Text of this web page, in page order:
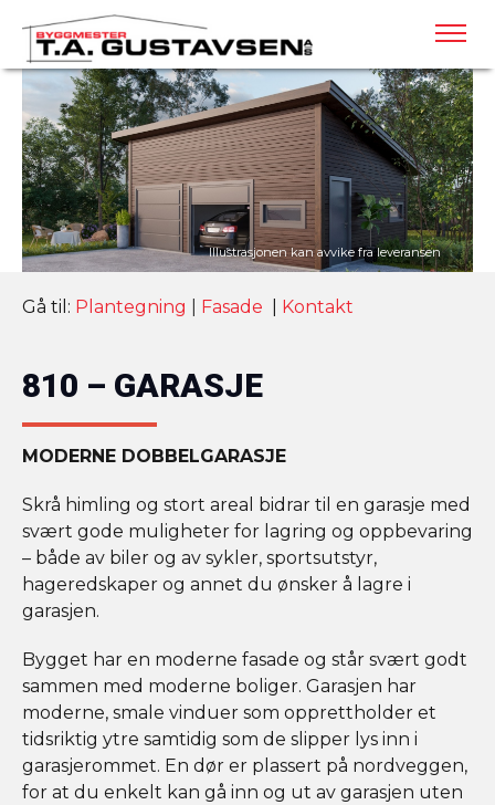
Gå til: Plantegning Fasade Kontakt
810 – GARASJE
MODERNE DOBBELGARASJE
Skrå himling og stort areal bidrar til en garasje med
svært gode muligheter for lagring og oppbevaring
– både av biler og av sykler, sportsutstyr,
hageredskaper og annet du ønsker å lagre i
garasjen.
Bygget har en moderne fasade og står svært godt
sammen med moderne boliger. Garasjen har
moderne, smale vinduer som opprettholder et
tidsriktig ytre samtidig som de slipper lys inn i
garasjerommet. En dør er plassert på nordveggen,
for at du enkelt kan gå inn og ut av garasjen uten